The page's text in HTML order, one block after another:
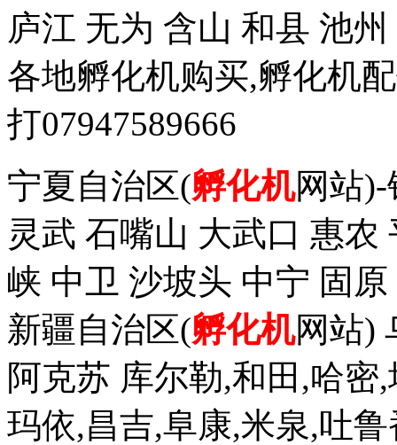
庐江 无为 含山 和县 池
各地孵化机购买,孵化机
打07947589666
宁夏自治区(孵化机网站)-
灵武 石嘴山 大武口 惠农
峡 中卫 沙坡头 中宁 固
新疆自治区(孵化机网站)
阿克苏 库尔勒,和田,哈密
玛依,昌吉,阜康,米泉,吐